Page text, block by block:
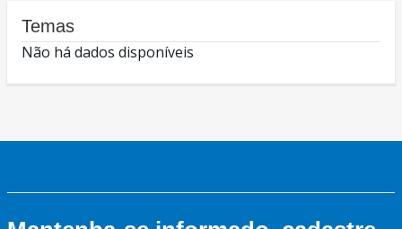
Temas
Não há dados disponíveis